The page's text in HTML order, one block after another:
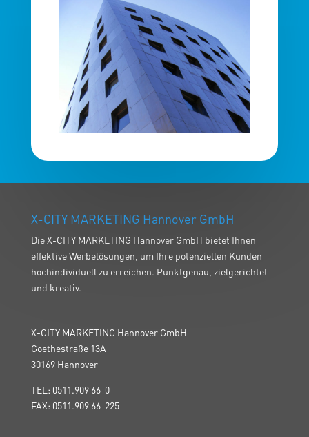
X-CITY MARKETING Hannover GmbH
Die X-CITY MARKETING Hannover GmbH bietet Ihnen
effektive Werbelösungen, um Ihre potenziellen Kunden
hochindividuell zu erreichen. Punktgenau, zielgerichtet
und kreativ.
X-CITY MARKETING Hannover GmbH
Goethestraße 13A
30169 Hannover
TEL: 0511.909 66-0
FAX: 0511.909 66-225